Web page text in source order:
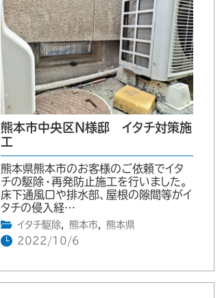
熊本市中央区N様邸 イタチ対策施
工
熊本県熊本市のお客様のご依頼でイタ
チの駆除・再発防止施工を行いました。
床下通風口や排水部、屋根の隙間等がイ
タチの侵入経…
イタチ駆除, 熊本市,
熊本県
2022/10/6